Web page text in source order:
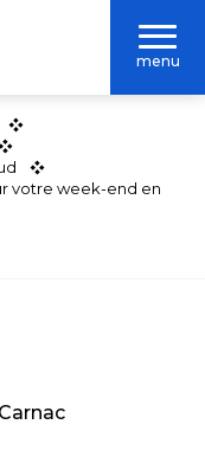
menu
votre week-end en